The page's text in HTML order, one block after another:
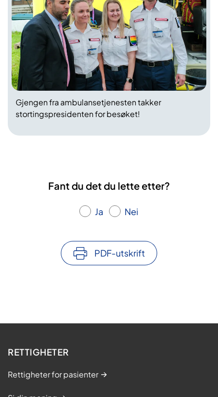
Gjengen fra ambulansetjenesten takker
stortingspresidenten for besøket!
Fant du det du lette etter?
Ja Nei
PDF-utskrift
RETTIGHETER
Rettigheter for pasienter